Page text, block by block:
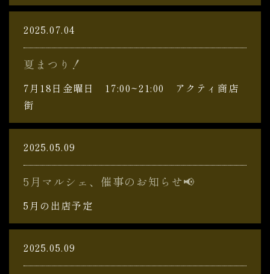
2025.07.04
夏まつり！
7月18日金曜日 17:00~21:00 アクティ商店
街
2025.05.09
5月マルシェ、催事のお知らせ📢
5月の出店予定
2025.05.09